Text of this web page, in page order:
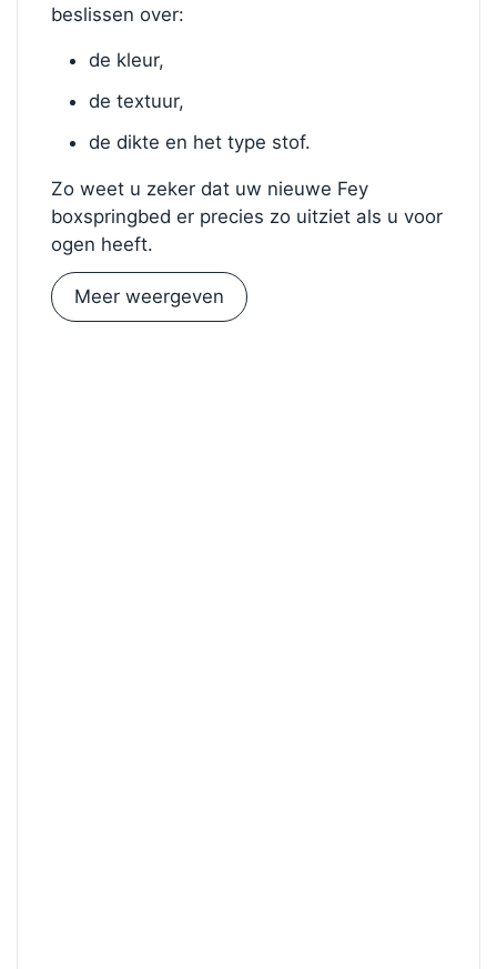
beslissen over:
de kleur,
de textuur,
de dikte en het type stof.
Zo weet u zeker dat uw nieuwe Fey
boxspringbed er precies zo uitziet als u voor
ogen heeft.
Meer weergeven